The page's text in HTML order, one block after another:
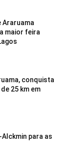
Araruama
maior feira
conquista
25 km em
para as